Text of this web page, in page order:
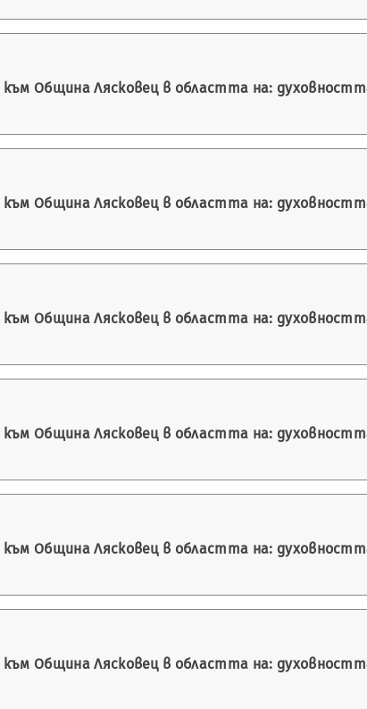
към Община Лясковец в областта на:
към Община Лясковец в областта на:
към Община Лясковец в областта на:
към Община Лясковец в областта на:
към Община Лясковец в областта на:
към Община Лясковец в областта на: